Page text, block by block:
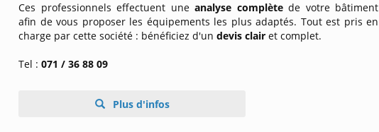
Ces professionnels effectuent uneanalyse complètede votre bâtiment
afin de vous proposer les équipements les plus adaptés. Tout est pris en
charge par cette société : bénéficiez d'undevis clairet complet.
Tel :071 / 36 88 09
Plus d'infos